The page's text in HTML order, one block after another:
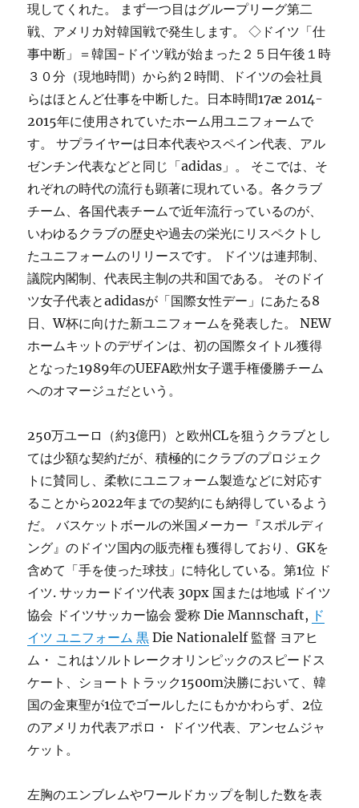
現してくれた。 まず一つ目はグループリーグ第二
戦、アメリカ対韓国戦で発生します。 ◇ドイツ「仕
事中断」＝韓国−ドイツ戦が始まった２５日午後１時
３０分（現地時間）から約２時間、ドイツの会社員
らはほとんど仕事を中断した。日本時間17æ 2014-
2015年に使用されていたホーム用ユニフォームで
す。 サプライヤーは日本代表やスペイン代表、アル
ゼンチン代表などと同じ「adidas」。 そこでは、そ
れぞれの時代の流行も顕著に現れている。各クラブ
チーム、各国代表チームで近年流行っているのが、
いわゆるクラブの歴史や過去の栄光にリスペクトし
たユニフォームのリリースです。 ドイツは連邦制、
議院内閣制、代表民主制の共和国である。 そのドイ
ツ女子代表とadidasが「国際女性デー」にあたる8
日、W杯に向けた新ユニフォームを発表した。 NEW
ホームキットのデザインは、初の国際タイトル獲得
となった1989年のUEFA欧州女子選手権優勝チーム
へのオマージュだという。
250万ユーロ（約3億円）と欧州CLを狙うクラブとし
ては少額な契約だが、積極的にクラブのプロジェク
トに賛同し、柔軟にユニフォーム製造などに対応す
ることから2022年までの契約にも納得しているよう
だ。 バスケットボールの米国メーカー『スポルディ
ング』のドイツ国内の販売権も獲得しており、GKを
含めて「手を使った球技」に特化している。第1位 ド
イツ. サッカードイツ代表 30px 国または地域 ドイツ
協会 ドイツサッカー協会 愛称 Die Mannschaft, ド
イツ ユニフォーム 黒 Die Nationalelf 監督 ヨアヒ
ム・ これはソルトレークオリンピックのスピードス
ケート、ショートトラック1500m決勝において、韓
国の金東聖が1位でゴールしたにもかかわらず、2位
のアメリカ代表アポロ・ ドイツ代表、アンセムジャ
ケット。
左胸のエンブレムやワールドカップを制した数を表